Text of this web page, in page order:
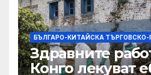
БЪЛГАРО-КИТАЙСКА
Здравните
Конго лекуват